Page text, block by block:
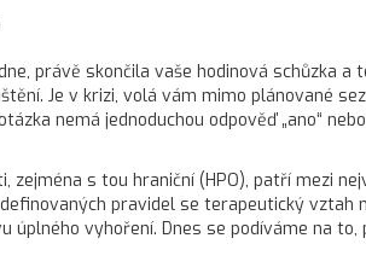
právě skončila vaše hodinová schůzka a
. Je v krizi, volá vám mimo plánované
nemá jednoduchou odpověď „ano“
s tou hraniční (HPO), patří mezi
pravidel se terapeutický
vyhoření. Dnes se podíváme na